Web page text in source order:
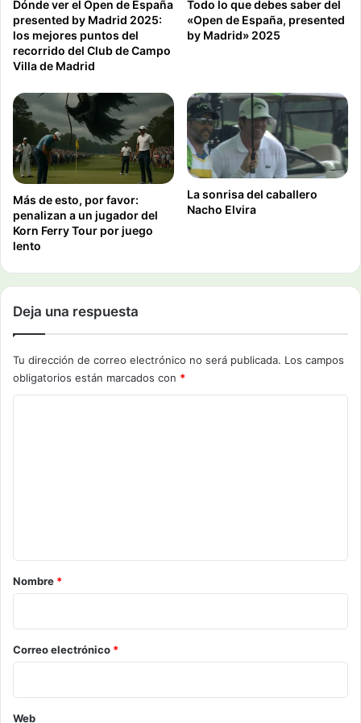
Dónde ver el Open de España
presented by Madrid 2025:
los mejores puntos del
recorrido del Club de Campo
Villa de Madrid
Todo lo que debes saber del
«Open de España, presented
by Madrid» 2025
Más de esto, por favor:
penalizan a un jugador del
Korn Ferry Tour por juego
lento
La sonrisa del caballero
Nacho Elvira
Deja una respuesta
Tu dirección de correo electrónico no será publicada. Los campos
obligatorios están marcados con *
r
o
*
Nombre *
Correo electrónico *
Web